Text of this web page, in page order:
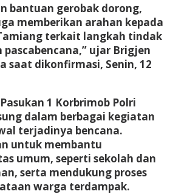
bantuan gerobak dorong,
memberikan arahan kepada
terkait langkah tindak
ujar Brigjen
saat dikonfirmasi, Senin, 12
1 Korbrimob Polri
dalam berbagai kegiatan
terjadinya bencana.
untuk membantu
umum, seperti sekolah dan
serta mendukung proses
warga terdampak.